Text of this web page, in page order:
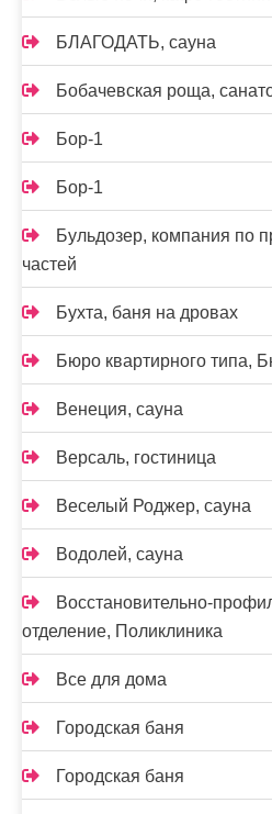
БЛАГОДАТЬ, сауна
Бобачевская роща,
Бор-1
Бор-1
Бульдозер, компания по
частей
Бухта, баня на дровах
Бюро квартирного типа,
Венеция, сауна
Версаль, гостиница
Веселый Роджер, сауна
Водолей, сауна
Восстановительно-
отделение, Поликлиника
Все для дома
Городская баня
Городская баня